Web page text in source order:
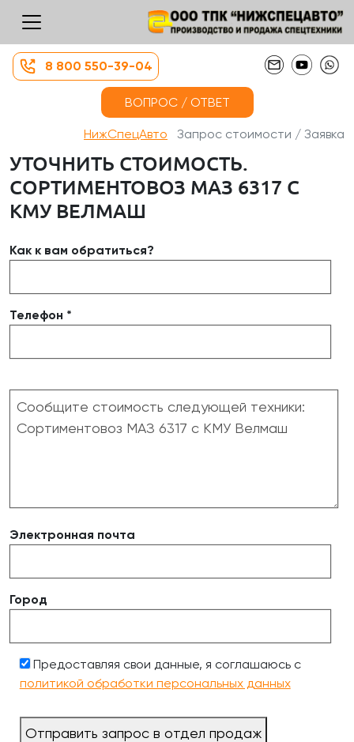
8 800 550-39-04
ВОПРОС / ОТВЕТ
НижСпецАвто Запрос стоимости / Заявка
УТОЧНИТЬ СТОИМОСТЬ.
СОРТИМЕНТОВОЗ МАЗ 6317 С
КМУ ВЕЛМАШ
Как к вам обратиться?
Телефон *
Электронная почта
Город
Предоставляя свои данные, я соглашаюсь с
политикой обработки персональных данных
Отправить запрос в отдел продаж